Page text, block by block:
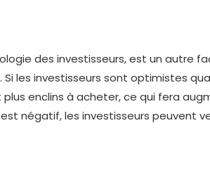
des investisseurs, est un autre
les investisseurs sont optimistes
enclins à acheter, ce qui fera
négatif, les investisseurs peuvent